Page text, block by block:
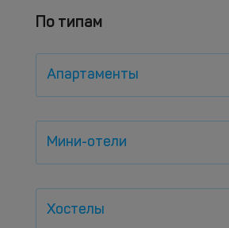
По типам
Апартаменты
Мини-отели
Хостелы